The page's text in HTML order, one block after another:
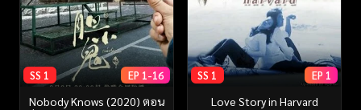
SS 1 EP 1-16
Nobody Knows (2020) ตอน
SS 1 EP 1
Love Story in Harvard